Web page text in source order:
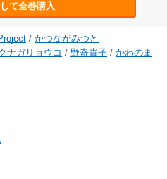
て全巻購入
/ かつながみつと
ナガリョウコ / 野嵜貴子 / かわのま